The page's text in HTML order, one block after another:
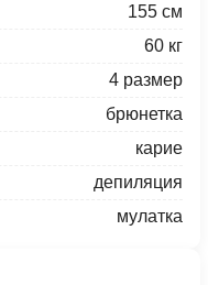
155 см
60 кг
4 размер
брюнетка
карие
депиляция
мулатка